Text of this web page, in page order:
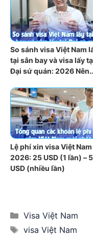
So sánh visa Việt Nam
tại sân bay và visa lấy
Đại sứ quán: 2026 Nên
Lệ phí xin visa Việt Nam
2026: 25 USD (1 lần) –
USD (nhiều lần)
Categories
Visa Việt Nam
Tags
visa Việt Nam